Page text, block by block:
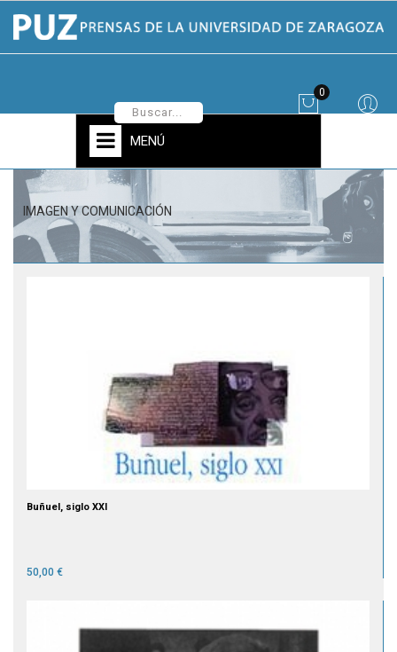
0
MENÚ
IMAGEN Y COMUNICACIÓN
Buñuel, siglo XXI
50,00 €